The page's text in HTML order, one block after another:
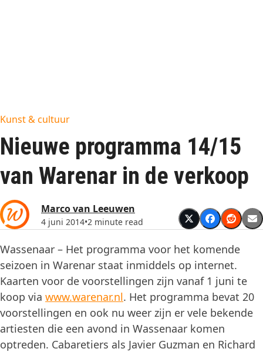
Kunst & cultuur
Nieuwe programma 14/15
van Warenar in de verkoop
Marco van Leeuwen
4 juni 2014•2 minute read
Wassenaar – Het programma voor het komende
seizoen in Warenar staat inmiddels op internet.
Kaarten voor de voorstellingen zijn vanaf 1 juni te
koop via www.warenar.nl. Het programma bevat 20
voorstellingen en ook nu weer zijn er vele bekende
artiesten die een avond in Wassenaar komen
optreden. Cabaretiers als Javier Guzman en Richard